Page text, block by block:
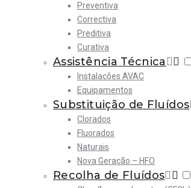
Preventiva
Correctiva
Preditiva
Curativa
Assistência Técnica
Instalações AVAC
Equipamentos
Substituição de Fluídos
Clorados
Fluorados
Naturais
Nova Geração – HFO
Recolha de Fluídos